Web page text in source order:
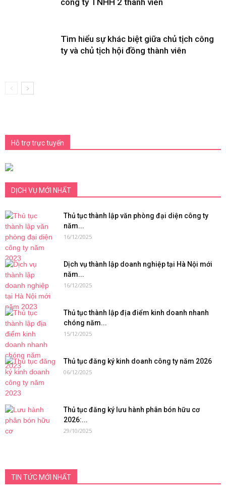
Tìm hiểu sự khác biệt giữa chủ tịch công
ty và chủ tịch hội đồng thành viên
Hỗ trợ trực tuyến
DỊCH VỤ MỚI NHẤT
Thủ tục thành lập văn phòng đại diện công ty
năm...
16/12/2025
Dịch vụ thành lập doanh nghiệp tại Hà Nội mới
năm...
16/12/2025
Thủ tục thành lập địa điểm kinh doanh nhanh
chóng năm...
15/12/2025
Thủ tục đăng ký kinh doanh công ty năm 2026
06/12/2025
Thủ tục đăng ký lưu hành phân bón hữu cơ
2026:...
29/10/2025
TIN TỨC MỚI NHẤT